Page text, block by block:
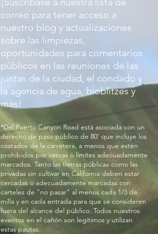
correo para tener acceso a
nuestro blog y actualizaciones
sobre las limpiezas,
oportunidades para comentarios
públicos en las reuniones de las
juntas de la ciudad, el condado y
la agencia de agua, bioblitzes y
más!
*Del Puerto Canyon Road está asociada con un
derecho de paso público de 80' que incluye los
costados de la carretera, a menos que estén
prohibidos por cercas o límites adecuadamente
marcados. Tanto las tierras públicas como las
privadas sin cultivar en California deben estar
cercadas o adecuadamente marcadas con
carteles de "no pasar" al menos cada 1/3 de
milla y en cada entrada para que se consideren
fuera del alcance del público. Todos nuestros
eventos en el cañón son legítimos y utilizan
estas pautas.